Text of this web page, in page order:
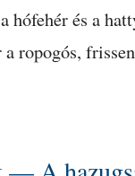
hófehér és a
ropogós,